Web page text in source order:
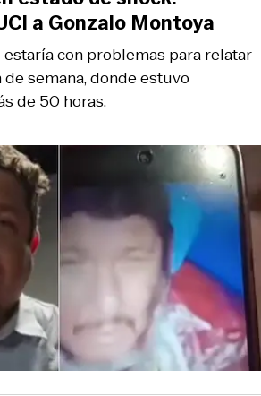
con problemas para relatar
semana, donde estuvo
de 50 horas.
a Gonzalo Montoya